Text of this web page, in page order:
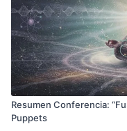
Resumen Conferencia:
Puppets